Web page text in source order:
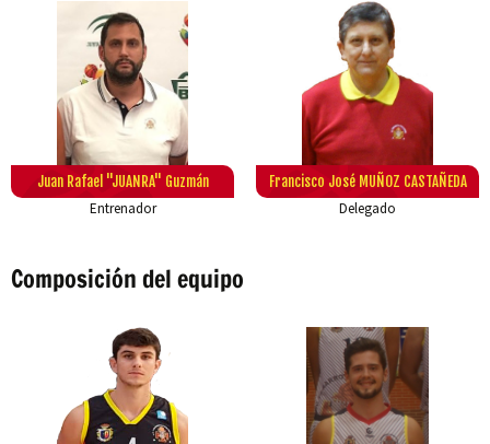
Juan Rafael "JUANRA" Guzmán
Entrenador
Francisco José MUÑOZ CASTAÑEDA
Delegado
Composición del equipo